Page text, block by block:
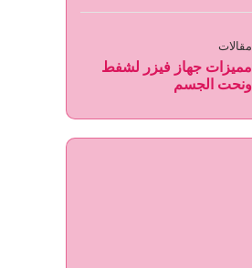
مقالات
مميزات جهاز فيزر لشفط
ونحت الجسم